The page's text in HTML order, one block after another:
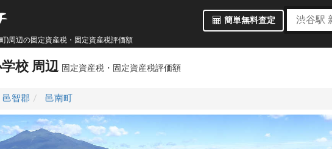
簡単無料査定
)周辺の固定資産税・固定資産税評価額
校 周辺 固定資産税・固定資産税評価額
邑智郡 邑南町